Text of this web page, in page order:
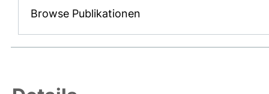
Browse Publikationen